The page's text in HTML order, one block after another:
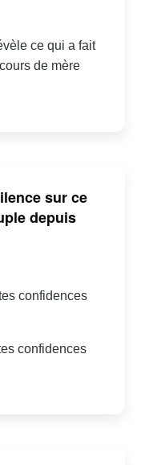
ce qui a fait
de mère
sur ce
depuis
confidences
confidences